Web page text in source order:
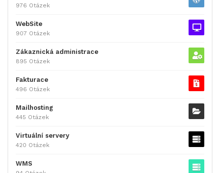
976 Otázek
WebSite
907 Otázek
Zákaznická administrace
895 Otázek
Fakturace
496 Otázek
Mailhosting
445 Otázek
Virtuální servery
420 Otázek
WMS